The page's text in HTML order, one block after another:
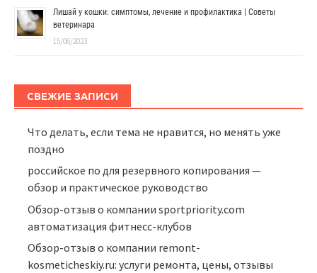
Лишай у кошки: симптомы, лечение и профилактика | Советы
ветеринара
15/06/2023
СВЕЖИЕ ЗАПИСИ
Что делать, если тема не нравится, но менять уже
поздно
российское по для резервного копирования —
обзор и практическое руководство
Обзор-отзыв о компании sportpriority.com
автоматизация фитнесс-клубов
Обзор-отзыв о компании remont-
kosmeticheskiy.ru: услуги ремонта, цены, отзывы